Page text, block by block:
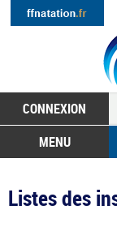
CONNEXION
MENU
Listes des